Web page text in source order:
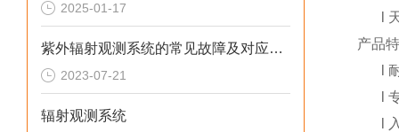
2025-01-17
紫外辐射观测系统的常见故障及对应解决方法分享
2023-07-21
辐射观测系统
产品